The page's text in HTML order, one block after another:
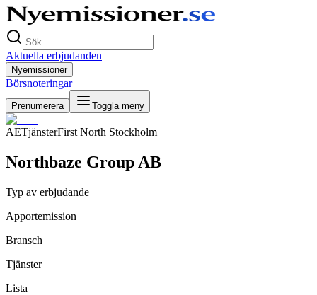
Aktuella erbjudanden
Nyemissioner
Börsnoteringar
Prenumerera Toggla meny
AETjänsterFirst North Stockholm
Northbaze Group AB
Typ av erbjudande
Apportemission
Bransch
Tjänster
Lista